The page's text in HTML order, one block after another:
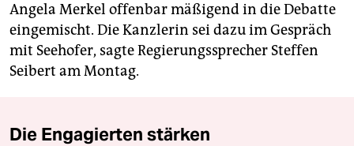
Angela Merkel offenbar mäßigend in die Debatte
eingemischt. Die Kanzlerin sei dazu im Gespräch
mit Seehofer, sagte Regierungssprecher Steffen
Seibert am Montag.
Die Engagierten stärken